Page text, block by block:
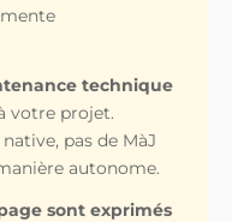
technique
votre projet.
pas de MàJ
autonome.
sont exprimés